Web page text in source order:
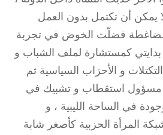
يمكن أن تكتمل بدون العمل
فضلّت الخوض في تجربة
كمستشارة لملف الشباب و
و الأحزاب السياسية ثم
استقطاب و تشبيك في
في الساحة الليبية ، و
المرأة الحزبية كأصغر شابة